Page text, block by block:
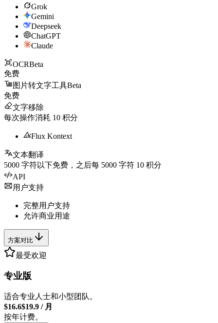
Grok
Gemini
Deepseek
ChatGPT
Claude
OCRBeta
免费
图片转文字工具Beta
免费
文字移除
每次操作消耗 10 积分
Flux Kontext
文本翻译
5000 字符以下免费，之后每 5000 字符 10 积分
API
用户支持
完整用户支持
允许商业用途
方案对比
最受欢迎
专业版
适合专业人士和小型团队。
$16.6$19.9 / 月
按年计费。